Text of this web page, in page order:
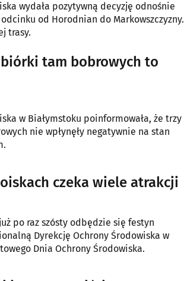
wydała pozytywną decyzję odnośnie
od Horodnian do Markowszczyzny.
trasy.
tam bobrowych to
w Białymstoku poinformowała, że trzy
nie wpłynęły negatywnie na stan
czeka wiele atrakcji
po raz szósty odbędzie się festyn
Dyrekcję Ochrony Środowiska w
Dnia Ochrony Środowiska.